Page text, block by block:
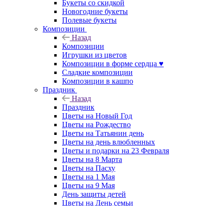
Букеты со скидкой
Новогодние букеты
Полевые букеты
Композиции
Назад
Композиции
Игрушки из цветов
Композиции в форме сердца ♥
Сладкие композиции
Композиции в кашпо
Праздник
Назад
Праздник
Цветы на Новый Год
Цветы на Рождество
Цветы на Татьянин день
Цветы на день влюбленных
Цветы и подарки на 23 Февраля
Цветы на 8 Марта
Цветы на Пасху
Цветы на 1 Мая
Цветы на 9 Мая
День защиты детей
Цветы на День семьи